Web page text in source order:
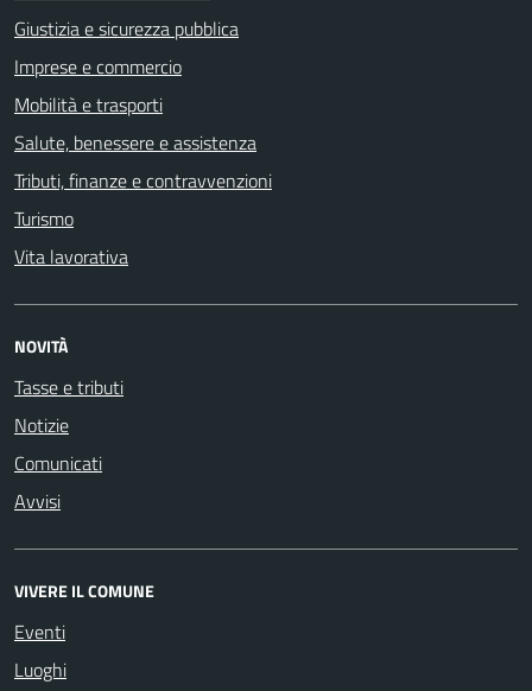
Giustizia e sicurezza pubblica
Imprese e commercio
Mobilità e trasporti
Salute, benessere e assistenza
Tributi, finanze e contravvenzioni
Turismo
Vita lavorativa
NOVITÀ
Tasse e tributi
Notizie
Comunicati
Avvisi
VIVERE IL COMUNE
Eventi
Luoghi